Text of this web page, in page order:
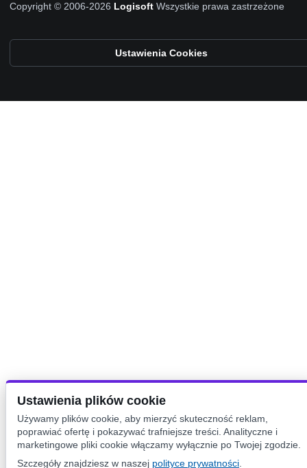
Copyright © 2006-2026 Logisoft Wszystkie prawa zastrzeżone
Ustawienia Cookies
Ustawienia plików cookie
Używamy plików cookie, aby mierzyć skuteczność reklam,
poprawiać ofertę i pokazywać trafniejsze treści. Analityczne i
marketingowe pliki cookie włączamy wyłącznie po Twojej zgodzie.
Szczegóły znajdziesz w naszej polityce prywatności